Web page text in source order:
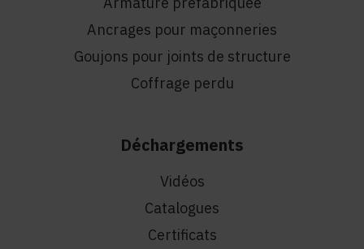
Ancrages pour maçonneries
Goujons pour joints de structure
Coffrage perdu
Déchargements
Vidéos
Catalogues
Certificats